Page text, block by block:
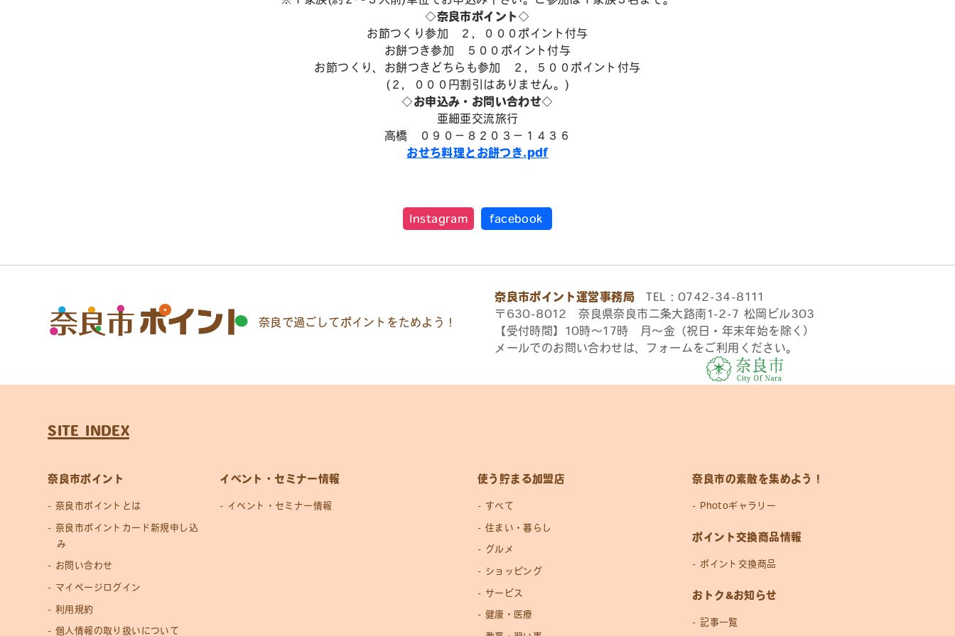
◇奈良市ポイント◇
お節つくり参加 ２，０００ポイント付与
お餅つき参加 ５００ポイント付与
お節つくり、お餅つきどちらも参加 ２，５００ポイント付与
(２，０００円割引はありません。)
◇お申込み・お問い合わせ◇
亜細亜交流旅行
高橋 ０９０－８２０３－１４３６
おせち料理とお餅つき.pdf
Instagram facebook
奈良で過ごしてポイントをためよう！
奈良市ポイント運営事務局 TEL：0742-34-8111
〒630-8012 奈良県奈良市二条大路南1-2-7 松岡ビル303
【受付時間】10時〜17時 月〜金（祝日・年末年始を除く）
メールでのお問い合わせは、フォームをご利用ください。
SITE INDEX
奈良市ポイント
奈良市ポイントとは
奈良市ポイントカード新規申し込
み
お問い合わせ
マイページログイン
利用規約
個人情報の取り扱いについて
イベント・セミナー情報
イベント・セミナー情報
使う貯まる加盟店
すべて
住まい・暮らし
グルメ
ショッピング
サービス
健康・医療
奈良市の素敵を集めよう！
Photoギャラリー
ポイント交換商品情報
ポイント交換商品
おトク&お知らせ
記事一覧